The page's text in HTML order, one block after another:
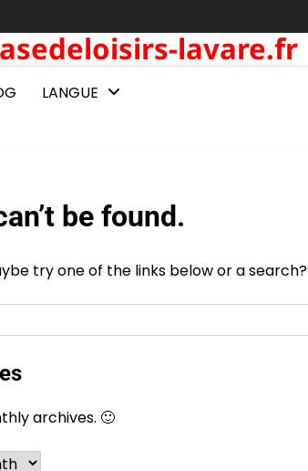
lavare.fr
LANGUE
be found.
try one of the links below or a search?
archives. 🙂